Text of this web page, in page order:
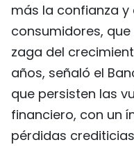
más la confianza y
consumidores,
zaga del
años, señaló el
que persisten las
financiero, con un
pérdidas